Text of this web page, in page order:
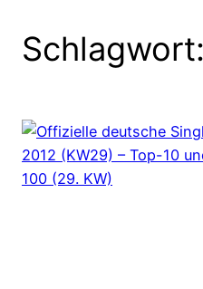
Schlagwort: